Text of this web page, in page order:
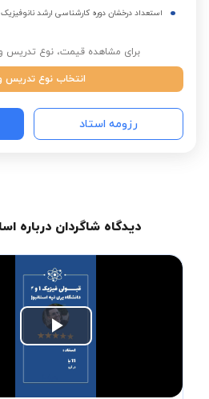
استعداد درخشان دوره کارشناسی ارشد نانوفیزیک
برای مشاهده قیمت، نوع تدریس و
انتخاب نوع
رزومه استاد
دیدگاه شاگردان درباره
Play
Video